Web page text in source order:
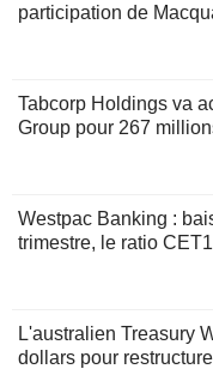
participation de
Tabcorp Holdings va
Group pour 267
Westpac Banking :
trimestre, le ratio
L'australien Treasury
dollars pour